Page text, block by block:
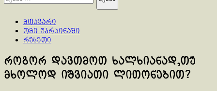
მთავარი
ომი უკრაინაში
რუსეთი
როგორ დავთმოთ ხალხიანად,თუ
მხოლოდ იშვიათი ლითონებით?